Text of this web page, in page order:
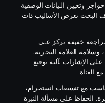
وتعيين البيانات الوصفية
البحث تعرض الأساليب ذات
مراجعة خفيفة تركز على
وسلامة العلامة التجارية.
الإشارات بآلية توقيع
القناة.
مع تنسيقات انستجرام،
الحفاظ على مسألة النبرة